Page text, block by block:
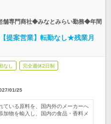
舗専門商社◆みなとみらい勤務◆年間
提案営業】転勤なし★残業月
なし 完全週休2日制
01/25
ている原料を、国内外のメーカーへ
加物を輸入し、国内の食品・香料メ